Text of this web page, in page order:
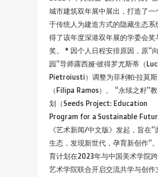
城市建筑双年展中展出，打造了一
于传统人为建造方式的隐藏生态系
得了该年度深港双年展的学委会奖
奖。 * 因个人日程安排原因，原“
园”导师露西娅·彼得罗尤斯蒂（
Pietroiusti）调整为菲利帕·拉莫斯
（Filipa Ramos）。 “永续之籽”
划（Seeds Project: Education
Program for a Sustainable
《艺术新闻/中文版》发起，旨在“
生态，发现新世代，孕育新创作”
育计划在2023年与中国美术学院
艺术学院联合开启交流共学与创作